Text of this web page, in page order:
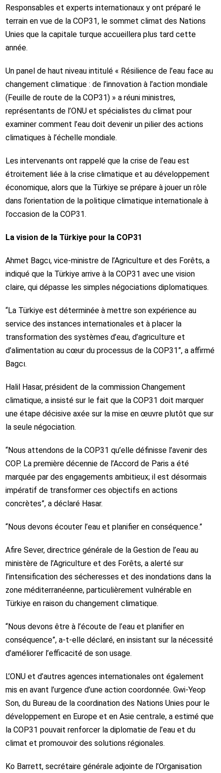
Responsables et experts internationaux y ont préparé le
terrain en vue de la COP31, le sommet climat des Nations
Unies que la capitale turque accueillera plus tard cette
année.
Un panel de haut niveau intitulé « Résilience de l’eau face au
changement climatique : de l’innovation à l’action mondiale
(Feuille de route de la COP31) » a réuni ministres,
représentants de l’ONU et spécialistes du climat pour
examiner comment l’eau doit devenir un pilier des actions
climatiques à l’échelle mondiale.
Les intervenants ont rappelé que la crise de l’eau est
étroitement liée à la crise climatique et au développement
économique, alors que la Türkiye se prépare à jouer un rôle
dans l’orientation de la politique climatique internationale à
l’occasion de la COP31.
La vision de la Türkiye pour la COP31
Ahmet Bagcı, vice‑ministre de l’Agriculture et des Forêts, a
indiqué que la Türkiye arrive à la COP31 avec une vision
claire, qui dépasse les simples négociations diplomatiques.
“La Türkiye est déterminée à mettre son expérience au
service des instances internationales et à placer la
transformation des systèmes d’eau, d’agriculture et
d’alimentation au cœur du processus de la COP31”, a affirmé
Bagcı.
Halil Hasar, président de la commission Changement
climatique, a insisté sur le fait que la COP31 doit marquer
une étape décisive axée sur la mise en œuvre plutôt que sur
la seule négociation.
“Nous attendons de la COP31 qu’elle définisse l’avenir des
COP. La première décennie de l’Accord de Paris a été
marquée par des engagements ambitieux; il est désormais
impératif de transformer ces objectifs en actions
concrètes”, a déclaré Hasar.
“Nous devons écouter l’eau et planifier en conséquence.”
Afire Sever, directrice générale de la Gestion de l’eau au
ministère de l’Agriculture et des Forêts, a alerté sur
l’intensification des sécheresses et des inondations dans la
zone méditerranéenne, particulièrement vulnérable en
Türkiye en raison du changement climatique.
“Nous devons être à l’écoute de l’eau et planifier en
conséquence”, a-t‑elle déclaré, en insistant sur la nécessité
d’améliorer l’efficacité de son usage.
L’ONU et d’autres agences internationales ont également
mis en avant l’urgence d’une action coordonnée. Gwi‑Yeop
Son, du Bureau de la coordination des Nations Unies pour le
développement en Europe et en Asie centrale, a estimé que
la COP31 pouvait renforcer la diplomatie de l’eau et du
climat et promouvoir des solutions régionales.
Ko Barrett, secrétaire générale adjointe de l’Organisation